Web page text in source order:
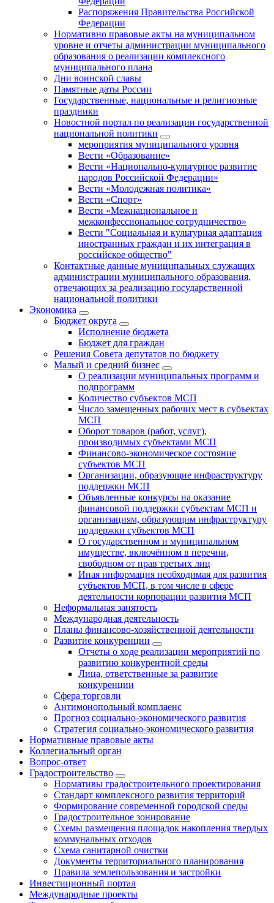
Распоряжения Правительства Российской
Федерации
Нормативно правовые акты на муниципальном
уровне и отчеты администрации муниципального
образования о реализации комплексного
муниципального плана
Дни воинской славы
Памятные даты России
Государственные, национальные и религиозные
праздники
Новостной портал по реализации государственной
национальной политики
мероприятия муниципального уровня
Вести «Образование»
Вести «Национально-культурное развитие
народов Российской Федерации»
Вести «Молодежная политика»
Вести «Спорт»
Вести «Межнациональное и
межконфессиональное сотрудничество»
Вести "Социальная и культурная адаптация
иностранных граждан и их интеграция в
российское общество"
Контактные данные муниципальных служащих
администрации муниципального образования,
отвечающих за реализацию государственной
национальной политики
Экономика
Бюджет округa
Исполнение бюджета
Бюджет для граждан
Решения Совета депутатов по бюджету
Малый и средний бизнес
О реализации муниципальных программ и
подпрограмм
Количество субъектов МСП
Число замещенных рабочих мест в субъектах
МСП
Оборот товаров (работ, услуг),
производимых субъектами МСП
Финансово-экономическое состояние
субъектов МСП
Организации, образующие инфраструктуру
поддержки МСП
Объявленные конкурсы на оказание
финансовой поддержки субъектам МСП и
организациям, образующим инфраструктуру
поддержки субъектов МСП
О государственном и муниципальном
имуществе, включённом в перечни,
свободном от прав третьих лиц
Иная информация необходимая для развития
субъектов МСП, в том числе в сфере
деятельности корпорации развития МСП
Неформальная занятость
Международная деятельность
Планы финансово-хозяйственной деятельности
Развитие конкуренции
Отчеты о ходе реализации мероприятий по
развитию конкурентной среды
Лица, ответственные за развитие
конкуренции
Сфера торговли
Антимонопольный комплаенс
Прогноз социально-экономического развития
Стратегия социально-экономического развития
Нормативные правовые акты
Коллегиальный орган
Вопрос-ответ
Градостроительство
Нормативы градостроительного проектирования
Стандарт комплексного развития территорий
Формирование современной городской среды
Градостроительное зонирование
Схемы размещения площадок накопления твердых
коммунальных отходов
Схема санитарной очистки
Документы территориального планирования
Правила землепользования и застройки
Инвестиционный портал
Международные проекты